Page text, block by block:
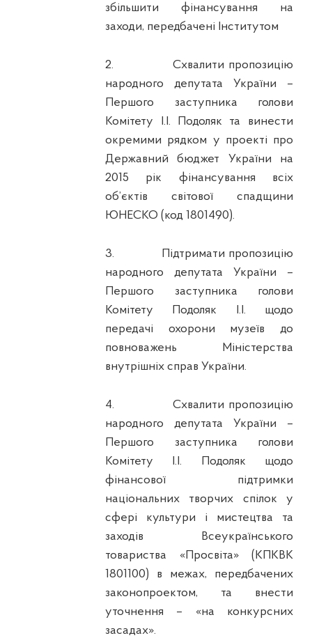
збільшити фінансування на
заходи, передбачені Інститутом
2.
Схвалити пропозицію
народного депутата України –
Першого заступника голови
Комітету І.І. Подоляк та винести
окремими рядком у проекті про
Державний бюджет України на
2015 рік фінансування всіх
об’єктів світової спадщини
ЮНЕСКО (код 1801490).
3.
Підтримати пропозицію
народного депутата України –
Першого заступника голови
Комітету Подоляк І.І. щодо
передачі охорони музеїв до
повноважень Міністерства
внутрішніх справ України.
4.
Схвалити пропозицію
народного депутата України –
Першого заступника голови
Комітету І.І. Подоляк щодо
фінансової підтримки
національних творчих спілок у
сфері культури і мистецтва та
заходів Всеукраїнського
товариства «Просвіта» (КПКВК
1801100) в межах, передбачених
законопроектом, та внести
уточнення – «на конкурсних
засадах».